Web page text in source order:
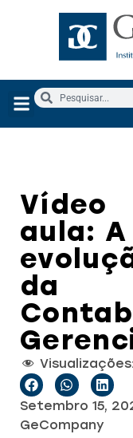
Vídeo
aula: A
da
Visualizações:
Setembro 15,
GeCompany